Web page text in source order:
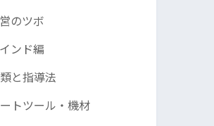
のツボ
ンド編
と指導法
トツール・機材